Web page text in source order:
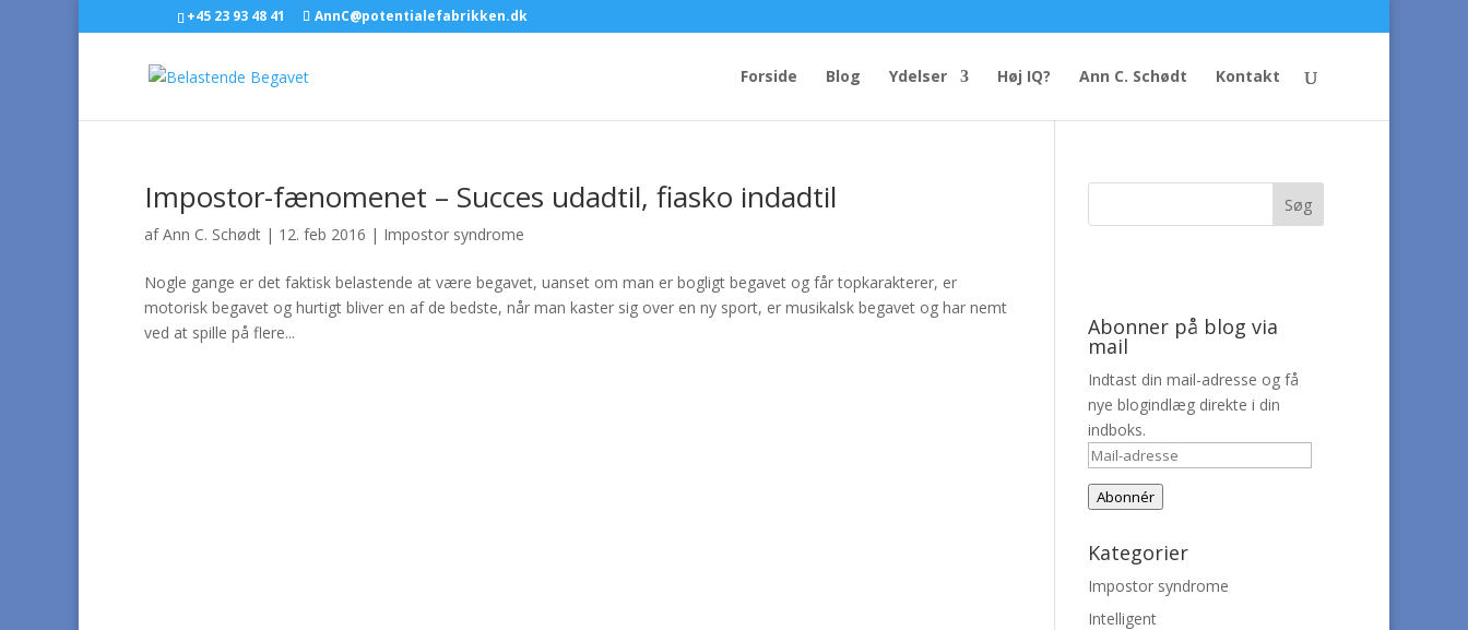
+45 23 93 48 41 AnnC@potentialefabrikken.dk
Forside Blog Ydelser Høj IQ? Ann C. Schødt Kontakt
Impostor-fænomenet – Succes udadtil, fiasko indadtil
afAnn C. Schødt | 12. feb 2016 | Impostor syndrome
Nogle gange er det faktisk belastende at være begavet, uanset om man er bogligt begavet og får topkarakterer, er
motorisk begavet og hurtigt bliver en af de bedste, når man kaster sig over en ny sport, er musikalsk begavet og har nemt
ved at spille på flere...
Abonner på blog via
mail
Indtast din mail-adresse og få
nye blogindlæg direkte i din
indboks.
Mail-
adresse
Abonnér
Kategorier
Impostor syndrome
Intelligent